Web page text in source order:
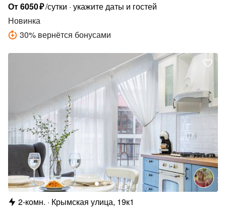
От6050₽/сутки укажите даты и гостей
Новинка
30% вернётся бонусами
2-комн.
Крымская улица, 19к1